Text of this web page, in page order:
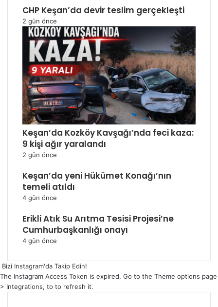
CHP Keşan’da devir teslim gerçekleşti
2 gün önce
Keşan’da Kozköy Kavşağı’nda feci kaza:
9 kişi ağır yaralandı
2 gün önce
Keşan’da yeni Hükümet Konağı’nın
temeli atıldı
4 gün önce
Erikli Atık Su Arıtma Tesisi Projesi’ne
Cumhurbaşkanlığı onayı
4 gün önce
Bizi Instagram'da Takip Edin!
The Instagram Access Token is expired, Go to the Theme options page
> Integrations, to to refresh it.